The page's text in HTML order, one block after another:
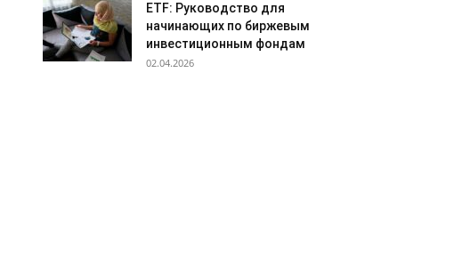
ETF: Руководство для
начинающих по биржевым
инвестиционным фондам
02.04.2026